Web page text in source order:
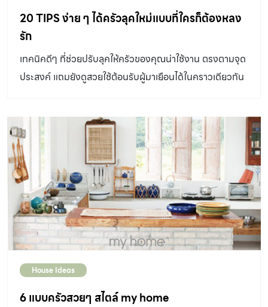
20 TIPS ง่าย ๆ ได้ครัวลุคใหม่แบบที่ใครก็ต้องหลง
รัก
เทคนิคดีๆ ที่ช่วยปรับลุคให้ครัวของคุณน่าใช้งาน ตรงตามจุด
ประสงค์ แถมยังดูสวยใช้ต้อนรับผู้มาเยือนได้ในคราวเดียวกัน
House Ideas
6 แบบครัวสวยๆ สไตล์ my home